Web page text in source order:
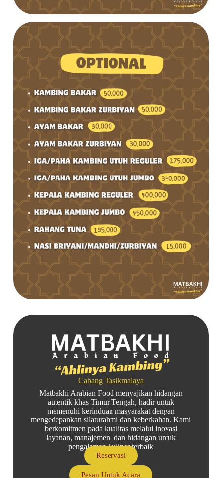
Cabang Tasikmalaya
Matbakhi Arabian Food menyajikan hidangan
autentik khas Timur Tengah, hadir untuk
memenuhi kerinduan masyarakat dengan
mengedepankan silaturahmi dan keberkahan. Kami
berkomitmen pada kualitas melalui inovasi
layanan, manajemen, dan hidangan untuk
pengalaman kuliner terbaik
Reservasi
Pesan Untuk Acara